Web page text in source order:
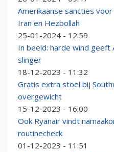
Amerikaanse sancties
Iran en Hezbollah
25-01-2024 - 12:59
In beeld: harde wind geeft
slinger
18-12-2023 - 11:32
Gratis extra stoel bij
overgewicht
15-12-2023 - 16:00
Ook Ryanair vindt
routinecheck
01-12-2023 - 11:51